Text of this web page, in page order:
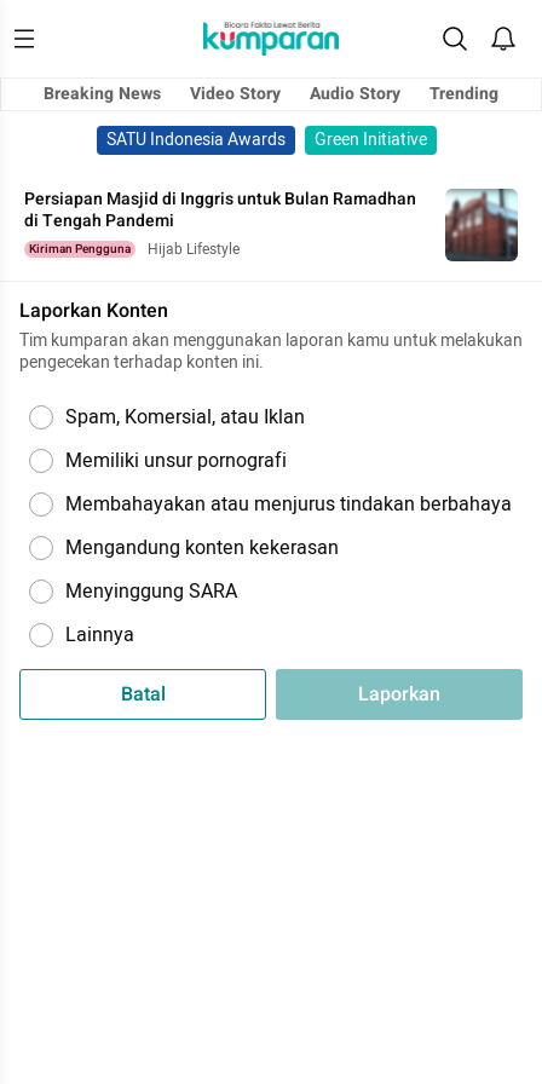
Breaking News Video Story Audio Story
Trending
SATU Indonesia Awards
Green Initiative
Persiapan Masjid di Inggris untuk Bulan Ramadhan
di Tengah Pandemi
Kiriman Pengguna Hijab Lifestyle
Laporkan Konten
Tim kumparan akan menggunakan laporan kamu untuk melakukan
pengecekan terhadap konten ini.
Spam, Komersial, atau Iklan
Memiliki unsur pornografi
Membahayakan atau menjurus tindakan berbahaya
Mengandung konten kekerasan
Menyinggung SARA
Lainnya
Batal Laporkan